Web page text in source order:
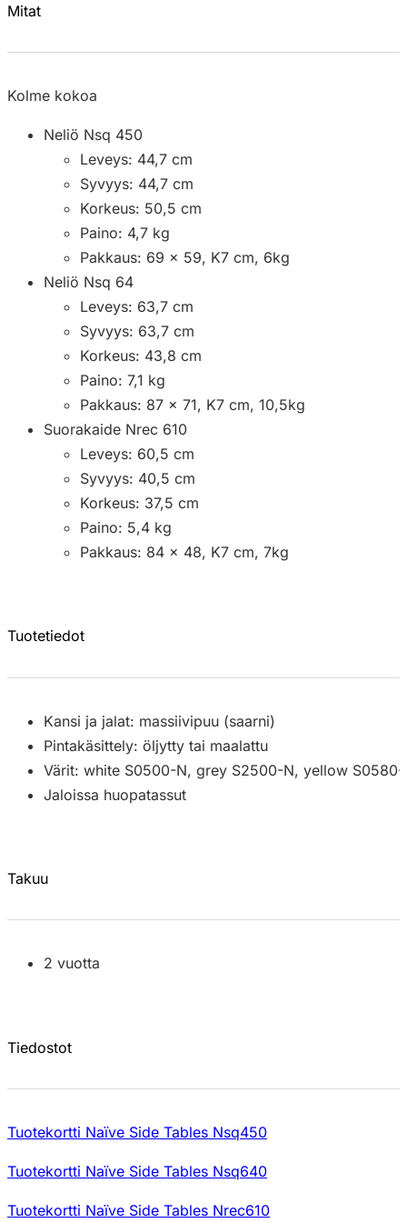
Mitat
Kolme kokoa
Neliö Nsq 450
Leveys: 44,7 cm
Syvyys: 44,7 cm
Korkeus: 50,5 cm
Paino: 4,7 kg
Pakkaus: 69 x 59, K7 cm, 6kg
Neliö Nsq 64
Leveys: 63,7 cm
Syvyys: 63,7 cm
Korkeus: 43,8 cm
Paino: 7,1 kg
Pakkaus: 87 x 71, K7 cm, 10,5kg
Suorakaide Nrec 610
Leveys: 60,5 cm
Syvyys: 40,5 cm
Korkeus: 37,5 cm
Paino: 5,4 kg
Pakkaus: 84 x 48, K7 cm, 7kg
Tuotetiedot
Kansi ja jalat: massiivipuu (saarni)
Pintakäsittely: öljytty tai maalattu
Värit: white S0500-N, grey S2500-N, yellow
Jaloissa huopatassut
Takuu
2 vuotta
Tiedostot
Tuotekortti Naïve Side Tables Nsq450
Tuotekortti Naïve Side Tables Nsq640
Tuotekortti Naïve Side Tables Nrec610